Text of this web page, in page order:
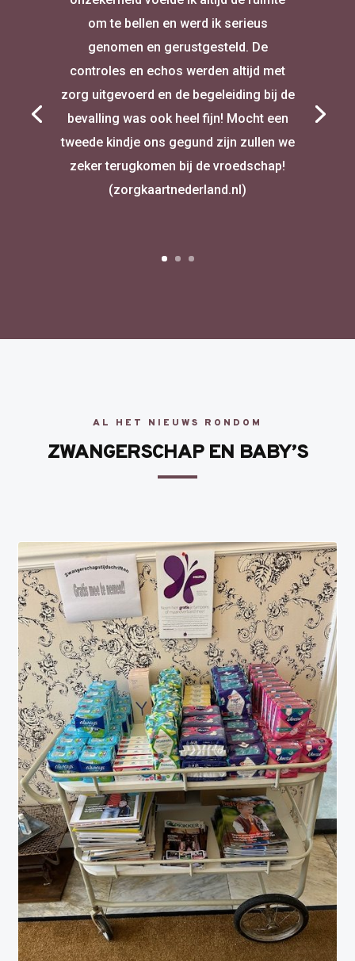
om te bellen en werd ik serieus
genomen en gerustgesteld. De
controles en echos werden altijd met
zorg uitgevoerd en de begeleiding bij de
bevalling was ook heel fijn! Mocht een
tweede kindje ons gegund zijn zullen we
zeker terugkomen bij de vroedschap!
(zorgkaartnederland.nl)
AL HET NIEUWS RONDOM
ZWANGERSCHAP EN BABY’S